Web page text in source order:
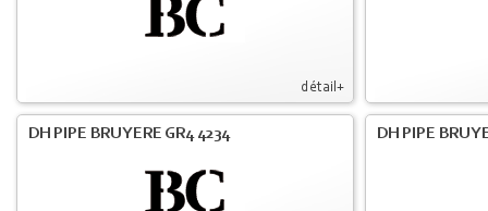
détail+
DH PIPE BRUYERE GR4 4234 DH PIPE